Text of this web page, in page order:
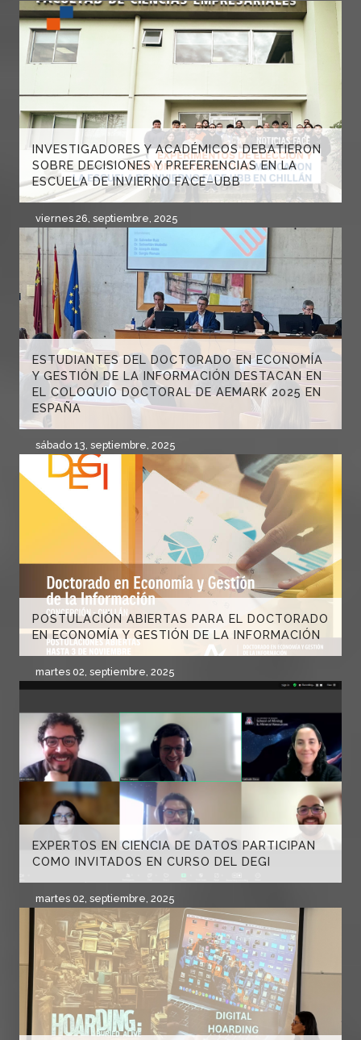
INVESTIGADORES Y ACADÉMICOS DEBATIERON
SOBRE DECISIONES Y PREFERENCIAS EN LA
ESCUELA DE INVIERNO FACE–UBB
viernes 26, septiembre, 2025
ESTUDIANTES DEL DOCTORADO EN ECONOMÍA
Y GESTIÓN DE LA INFORMACIÓN DESTACAN EN
EL COLOQUIO DOCTORAL DE AEMARK 2025 EN
ESPAÑA
sábado 13, septiembre, 2025
POSTULACIÓN ABIERTAS PARA EL DOCTORADO
EN ECONOMÍA Y GESTIÓN DE LA INFORMACIÓN
martes 02, septiembre, 2025
EXPERTOS EN CIENCIA DE DATOS PARTICIPAN
COMO INVITADOS EN CURSO DEL DEGI
martes 02, septiembre, 2025